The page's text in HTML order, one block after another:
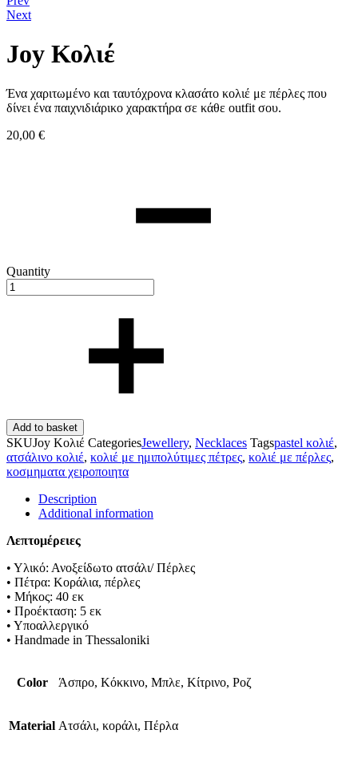
Next
Joy Κολιέ
Ένα χαριτωμένο και ταυτόχρονα κλασάτο κολιέ με πέρλες που
δίνει ένα παιχνιδιάρικο χαρακτήρα σε κάθε outfit σου.
20,00 €
Quantity
Add to basket
SKUJoy Κολιέ CategoriesJewellery, Necklaces Tagspastel κολιέ,
ατσάλινο κολιέ, κολιέ με ημιπολύτιμες πέτρες, κολιέ με πέρλες,
κοσμηματα χειροποιητα
Description
Additional information
Λεπτομέρειες
• Υλικό: Ανοξείδωτο ατσάλι/ Πέρλες
• Πέτρα: Κοράλια, πέρλες
• Μήκος: 40 εκ
• Προέκταση: 5 εκ
• Υποαλλεργικό
• Handmade in Thessaloniki
Color Άσπρο, Κόκκινο, Μπλε, Κίτρινο, Ροζ
Material Ατσάλι, κοράλι, Πέρλα